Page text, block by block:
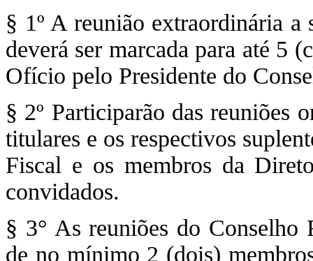
§ 1º A reunião extraordinária a
deverá ser marcada para até 5
Ofício pelo Presidente do
§ 2º Participarão das reuniões
titulares e os respectivos
Fiscal e os membros da
convidados.
§ 3° As reuniões do Conselho
de no mínimo 2 (dois)